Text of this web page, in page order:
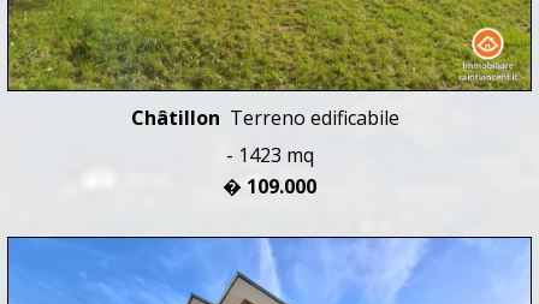
Châtillon Terreno edificabile
- 1423 mq
� 109.000